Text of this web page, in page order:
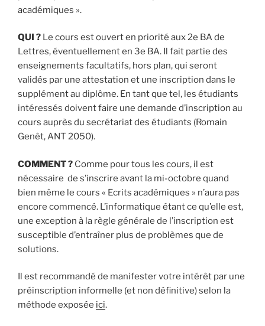
académiques ».
QUI ? Le cours est ouvert en priorité aux 2e BA de
Lettres, éventuellement en 3e BA. Il fait partie des
enseignements facultatifs, hors plan, qui seront
validés par une attestation et une inscription dans le
supplément au diplôme. En tant que tel, les étudiants
intéressés doivent faire une demande d’inscription au
cours auprès du secrétariat des étudiants (Romain
Genêt, ANT 2050).
COMMENT ? Comme pour tous les cours, il est
nécessaire de s’inscrire avant la mi-octobre quand
bien même le cours « Ecrits académiques » n’aura pas
encore commencé. L’informatique étant ce qu’elle est,
une exception à la règle générale de l’inscription est
susceptible d’entraîner plus de problèmes que de
solutions.
Il est recommandé de manifester votre intérêt par une
préinscription informelle (et non définitive) selon la
méthode exposée ici.